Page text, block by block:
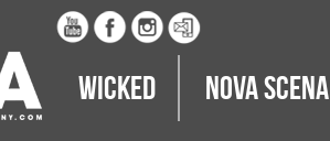
Wicked Nova Scena